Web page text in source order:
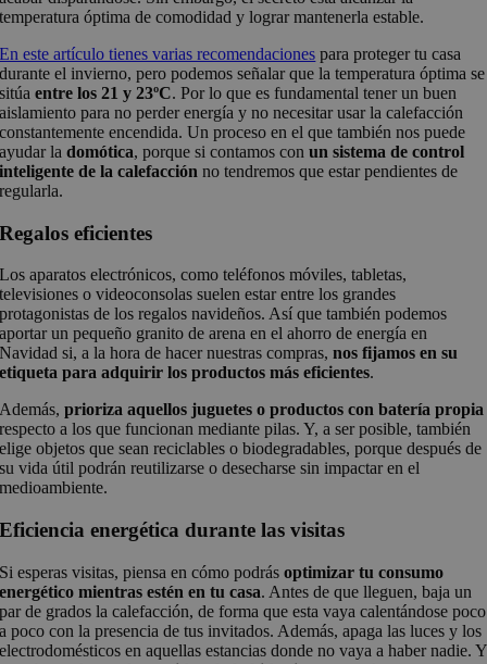
temperatura óptima de comodidad y lograr mantenerla estable.
En este artículo tienes varias recomendaciones para proteger tu casa
durante el invierno, pero podemos señalar que la temperatura óptima se
sitúaentre los 21 y 23ºC. Por lo que es fundamental tener un buen
aislamiento para no perder energía y no necesitar usar la calefacción
constantemente encendida. Un proceso en el que también nos puede
ayudar ladomótica, porque si contamos conun sistema de control
inteligente de la calefacción no tendremos que estar pendientes de
regularla.
Regalos eficientes
Los aparatos electrónicos, como teléfonos móviles, tabletas,
televisiones o videoconsolas suelen estar entre los grandes
protagonistas de los regalos navideños. Así que también podemos
aportar un pequeño granito de arena en el ahorro de energía en
Navidad si, a la hora de hacer nuestras compras,nos fijamos en su
etiqueta para adquirir los productos más eficientes.
Además,prioriza aquellos juguetes o productos con batería propia
respecto a los que funcionan mediante pilas. Y, a ser posible, también
elige objetos que sean reciclables o biodegradables, porque después de
su vida útil podrán reutilizarse o desecharse sin impactar en el
medioambiente.
Eficiencia energética durante las visitas
Si esperas visitas, piensa en cómo podrásoptimizar tu consumo
energético mientras estén en tu casa. Antes de que lleguen, baja un
par de grados la calefacción, de forma que esta vaya calentándose poco
a poco con la presencia de tus invitados. Además, apaga las luces y los
electrodomésticos en aquellas estancias donde no vaya a haber nadie. Y